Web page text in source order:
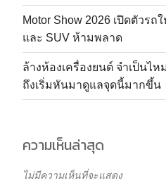
Motor Show 2026 เปิดตัวรถ
และ SUV ห้ามพลาด
ล้างห้องเครื่องยนต์ จำเป็นไ
ถึงเริ่มหันมาดูแลจุดนี้มากขึ้น
ความเห็นล่าสุด
ไม่มีความเห็นที่จะแสดง